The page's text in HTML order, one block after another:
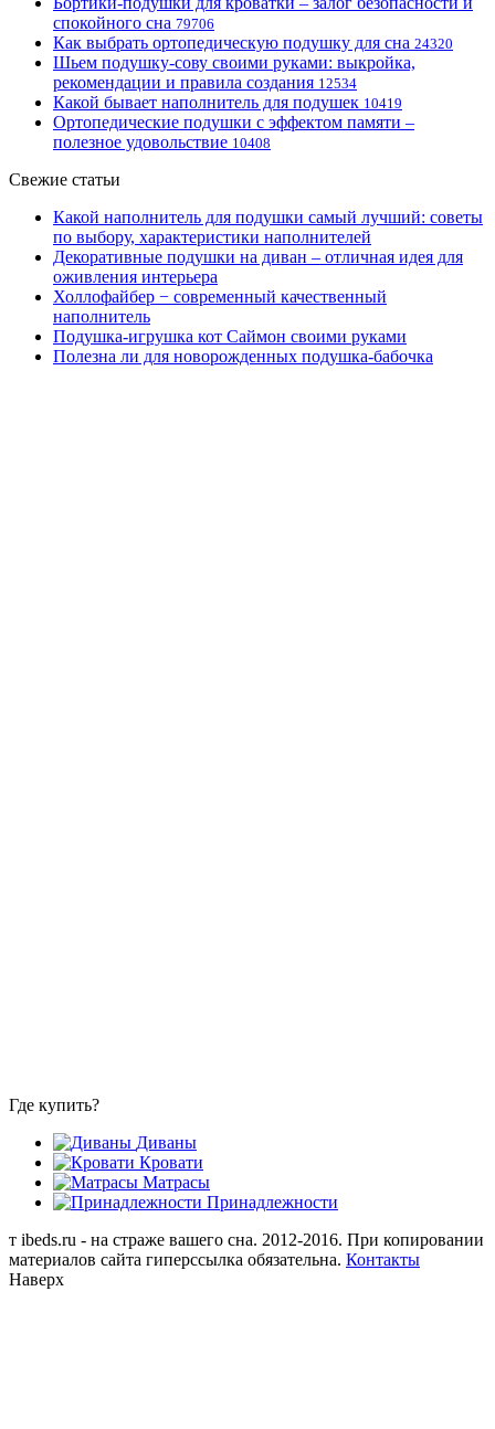
спокойного сна 79706
Как выбрать ортопедическую подушку для сна 24320
Шьем подушку-сову своими руками: выкройка,
рекомендации и правила создания 12534
Какой бывает наполнитель для подушек 10419
Ортопедические подушки с эффектом памяти –
полезное удовольствие 10408
Свежие статьи
Какой наполнитель для подушки самый лучший: советы
по выбору, характеристики наполнителей
Декоративные подушки на диван – отличная идея для
оживления интерьера
Холлофайбер − современный качественный
наполнитель
Подушка-игрушка кот Саймон своими руками
Полезна ли для новорожденных подушка-бабочка
Где купить?
Диваны
Кровати
Матрасы
Принадлежности
т ibeds.ru - на страже вашего сна. 2012-2016. При копировании
материалов сайта гиперссылка обязательна. Контакты
Наверх